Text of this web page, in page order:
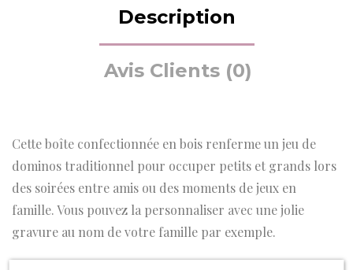
Description
Avis Clients (0)
Cette boîte confectionnée en bois renferme un jeu de
dominos traditionnel pour occuper petits et grands lors
des soirées entre amis ou des moments de jeux en
famille. Vous pouvez la personnaliser avec une jolie
gravure au nom de votre famille par exemple.